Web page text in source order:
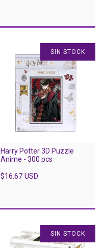
SIN STOCK
Harry Potter 3D Puzzle
Anime - 300 pcs
$16.67 USD
SIN STOCK